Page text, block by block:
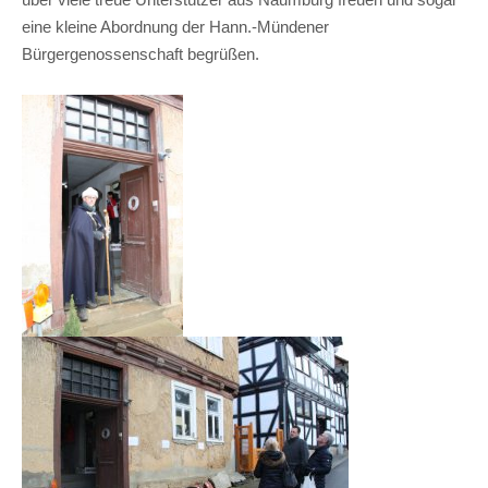
eine kleine Abordnung der Hann.-Mündener
Bürgergenossenschaft begrüßen.